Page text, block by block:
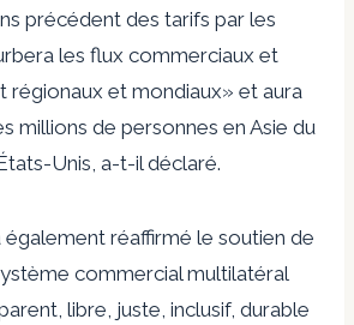
précédent des tarifs par les
les flux commerciaux et
régionaux et mondiaux» et aura
millions de personnes en Asie du
Unis, a-t-il déclaré.
également réaffirmé le soutien de
commercial multilatéral
libre, juste, inclusif, durable